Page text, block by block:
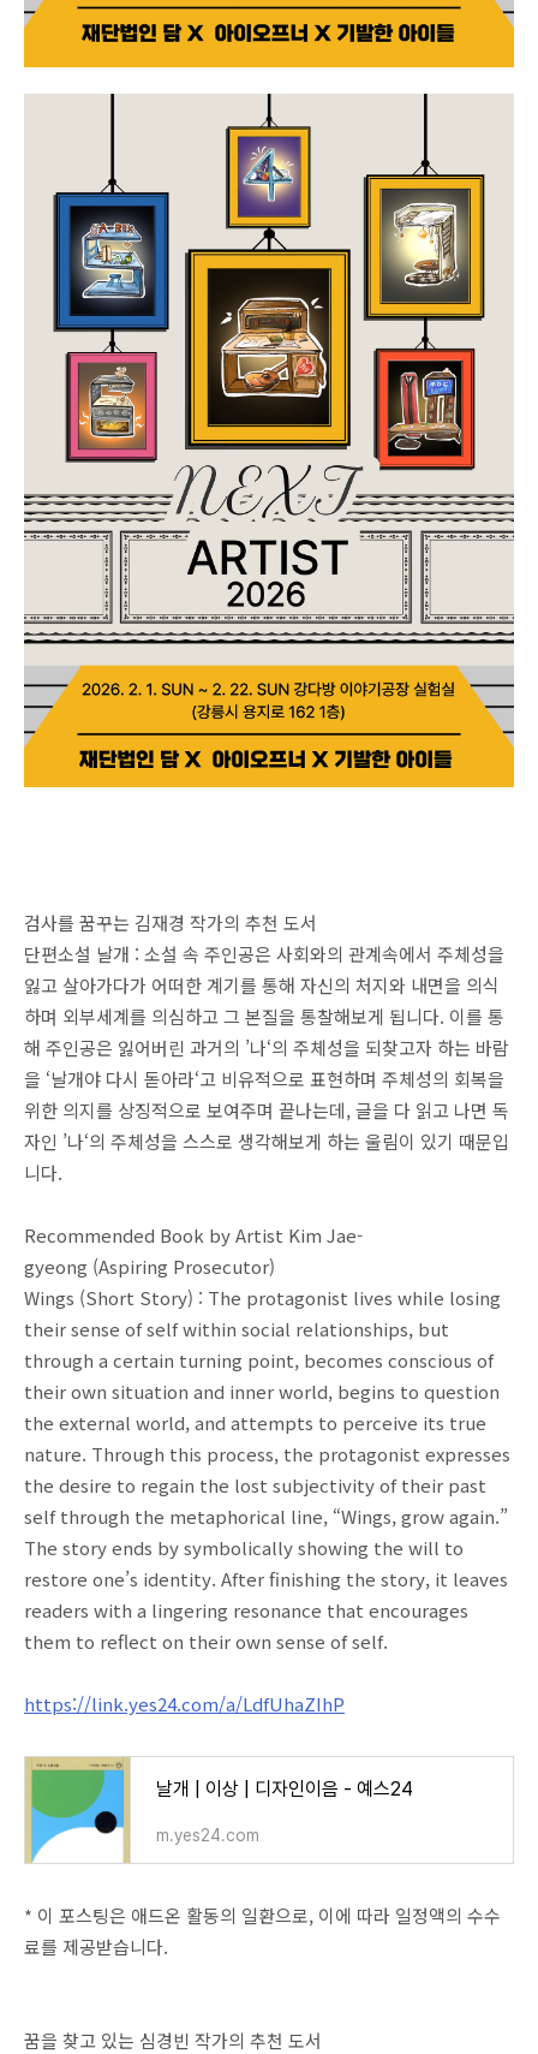
검사를 꿈꾸는 김재경 작가의 추천 도서
단편소설 날개 : 소설 속 주인공은 사회와의 관계속에서 주체성을
잃고 살아가다가 어떠한 계기를 통해 자신의 처지와 내면을 의식
하며 외부세계를 의심하고 그 본질을 통찰해보게 됩니다. 이를 통
해 주인공은 잃어버린 과거의 ’나‘의 주체성을 되찾고자 하는 바람
을 ‘날개야 다시 돋아라‘고 비유적으로 표현하며 주체성의 회복을
위한 의지를 상징적으로 보여주며 끝나는데, 글을 다 읽고 나면 독
자인 ’나‘의 주체성을 스스로 생각해보게 하는 울림이 있기 때문입
니다.
Recommended Book by Artist Kim Jae-
gyeong (Aspiring Prosecutor)
Wings (Short Story) : The protagonist lives while losing
their sense of self within social relationships, but
through a certain turning point, becomes conscious of
their own situation and inner world, begins to question
the external world, and attempts to perceive its true
nature. Through this process, the protagonist expresses
the desire to regain the lost subjectivity of their past
self through the metaphorical line, “Wings, grow again.”
The story ends by symbolically showing the will to
restore one’s identity. After finishing the story, it leaves
readers with a lingering resonance that encourages
them to reflect on their own sense of self.
https://link.yes24.com/a/LdfUhaZIhP
날개 | 이상 | 디자인이음 - 예스24
m.yes24.com
* 이 포스팅은 애드온 활동의 일환으로, 이에 따라 일정액의 수수
료를 제공받습니다.
꿈을 찾고 있는 심경빈 작가의 추천 도서